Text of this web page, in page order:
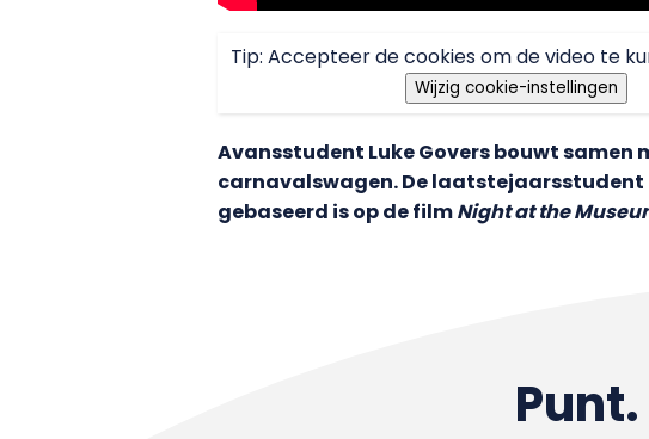
Tip: Accepteer de cookies om de video te
Wijzig cookie-instellingen
Avansstudent Luke Govers bouwt samen
carnavalswagen. De laatstejaarsstudent
gebaseerd is op de filmNight at the